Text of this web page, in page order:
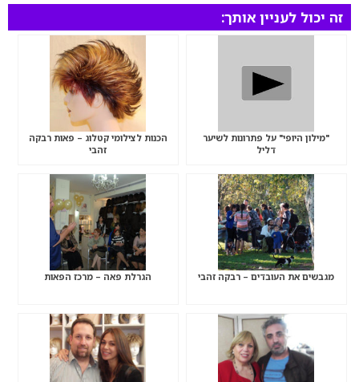
זה יכול לעניין אותך:
"מילון היופי" על פתרונות לשיער
דליל
הכנות לצילומי קטלוג – פאות רבקה
זהבי
מגבשים את העובדים – רבקה זהבי הגרלת פאה – מרכז הפאות